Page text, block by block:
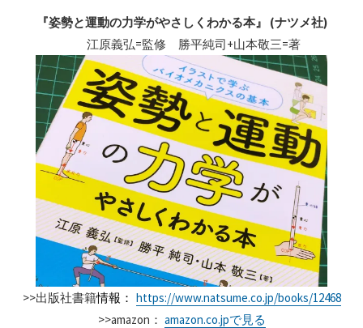
『姿勢と運動の力学がやさしくわかる本』 (ナツメ社)
江原義弘=監修 勝平純司+山本敬三=著
>>出版社書籍情報： https://www.natsume.co.jp/books/12468
>>amazon： amazon.co.jpで見る